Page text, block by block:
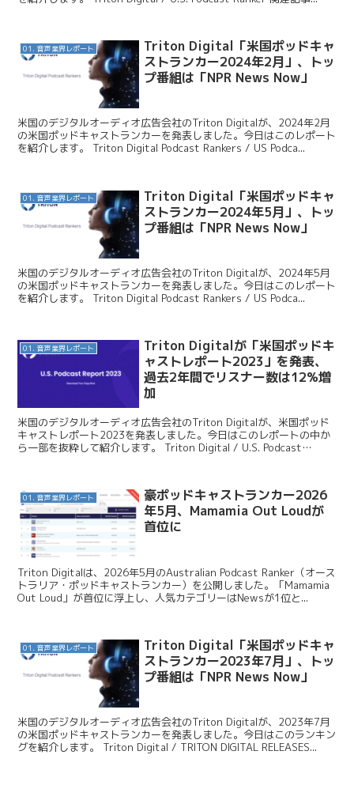
01. 音声業界レポート
Triton Digital「米国ポッドキャ
ストランカー2024年2月」、トッ
プ番組は「NPR News Now」
米国のデジタルオーディオ広告会社のTriton Digitalが、2024年2月
の米国ポッドキャストランカーを発表しました。今日はこのレポート
を紹介します。 Triton Digital Podcast Rankers / US Podca...
01. 音声業界レポート
Triton Digital「米国ポッドキャ
ストランカー2024年5月」、トッ
プ番組は「NPR News Now」
米国のデジタルオーディオ広告会社のTriton Digitalが、2024年5月
の米国ポッドキャストランカーを発表しました。今日はこのレポート
を紹介します。 Triton Digital Podcast Rankers / US Podca...
01. 音声業界レポート
Triton Digitalが「米国ポッドキ
ャストレポート2023」を発表、
過去2年間でリスナー数は12%増
加
米国のデジタルオーディオ広告会社のTriton Digitalが、米国ポッド
キャストレポート2023を発表しました。今日はこのレポートの中か
ら一部を抜粋して紹介します。 Triton Digital / U.S. Podcast
01. 音声業界レポート
豪ポッドキャストランカー2026
年5月、Mamamia Out Loudが
首位に
Triton Digitalは、2026年5月のAustralian Podcast Ranker（オース
トラリア・ポッドキャストランカー）を公開しました。「Mamamia
Out Loud」が首位に浮上し、人気カテゴリーはNewsが1位と...
01. 音声業界レポート
Triton Digital「米国ポッドキャ
ストランカー2023年7月」、トッ
プ番組は「NPR News Now」
米国のデジタルオーディオ広告会社のTriton Digitalが、2023年7月
の米国ポッドキャストランカーを発表しました。今日はこのランキン
グを紹介します。 Triton Digital / TRITON DIGITAL RELEASES...